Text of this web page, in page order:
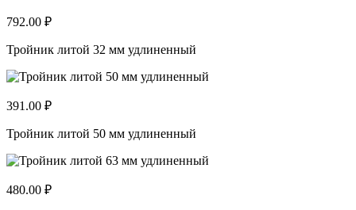
792.00 ₽
Тройник литой 32 мм удлиненный
391.00 ₽
Тройник литой 50 мм удлиненный
480.00 ₽